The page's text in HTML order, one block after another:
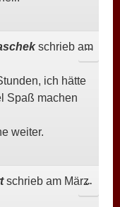
schrieb am
ich hätte
Spaß machen
weiter.
...DIESE
schrieb am März...DIESE